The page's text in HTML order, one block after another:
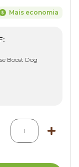
Mais economia
Boost Dog
1